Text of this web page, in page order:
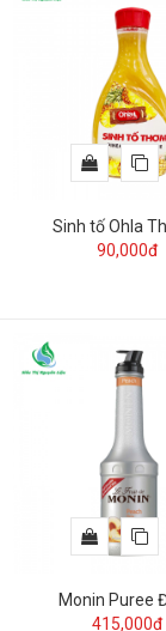
Sinh tố Ohla
90,000đ
Monin Puree
415,000đ